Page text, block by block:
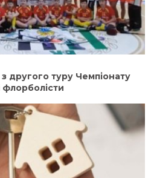
другого туру Чемпіонату
флорболісти